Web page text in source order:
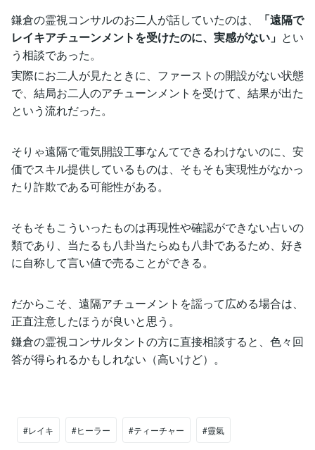
鎌倉の霊視コンサルのお二人が話していたのは、
「遠隔で
レイキアチューンメントを受けたのに、実感がない」 とい
う相談であった。
実際にお二人が見たときに、ファーストの開設がない状態
で、結局お二人のアチューンメントを受けて、結果が出た
という流れだった。
そりゃ遠隔で電気開設工事なんてできるわけないのに、安
価でスキル提供しているものは、そもそも実現性がなかっ
たり詐欺である可能性がある。
そもそもこういったものは再現性や確認ができない占いの
類であり、当たるも八卦当たらぬも八卦であるため、好き
に自称して言い値で売ることができる。
だからこそ、遠隔アチューメントを謡って広める場合は、
正直注意したほうが良いと思う。
鎌倉の霊視コンサルタントの方に直接相談すると、色々回
答が得られるかもしれない（高いけど）。
#レイキ #ヒーラー #ティーチャー #靈氣